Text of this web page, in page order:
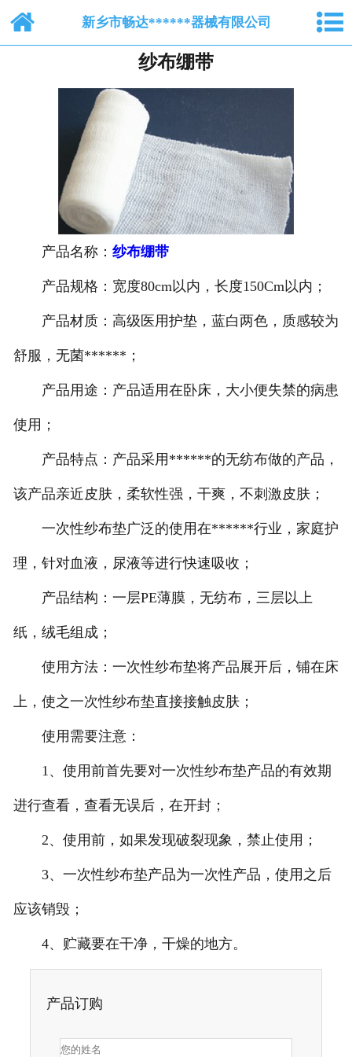
网站首页
产品中心
新闻中心
新乡市畅达******器械有限公司
纱布绷带
产品名称： 纱布绷带
产品规格：宽度80cm以内，长度150Cm以内；
产品材质：高级医用护垫，蓝白两色，质感较为
舒服，无菌******；
产品用途：产品适用在卧床，大小便失禁的病患
使用；
产品特点：产品采用******的无纺布做的产品，
该产品亲近皮肤，柔软性强，干爽，不刺激皮肤；
一次性纱布垫广泛的使用在******行业，家庭护
理，针对血液，尿液等进行快速吸收；
产品结构：一层PE薄膜，无纺布，三层以上
纸，绒毛组成；
使用方法：一次性纱布垫将产品展开后，铺在床
上，使之一次性纱布垫直接接触皮肤；
使用需要注意：
1、使用前首先要对一次性纱布垫产品的有效期
进行查看，查看无误后，在开封；
2、使用前，如果发现破裂现象，禁止使用；
3、一次性纱布垫产品为一次性产品，使用之后
应该销毁；
4、贮藏要在干净，干燥的地方。
产品订购